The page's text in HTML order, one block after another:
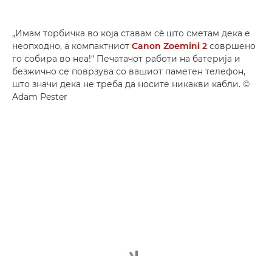
„Имам торбичка во која ставам сè што сметам дека е
неопходно, а компактниот Canon Zoemini 2 совршено
го собира во неа!“ Печатачот работи на батерија и
безжично се поврзува со вашиот паметен телефон,
што значи дека не треба да носите никакви кабли. ©
Adam Pester